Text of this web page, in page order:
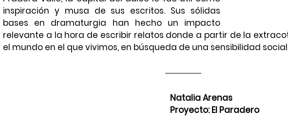
inspiración y musa de sus escritos. Sus sólidas
bases en dramaturgia han hecho un impacto
relevante a la hora de escribir relatos donde a partir de la
el mundo en el que vivimos, en búsqueda de una sensibilidad
Natalia Arenas
Proyecto: El Paradero